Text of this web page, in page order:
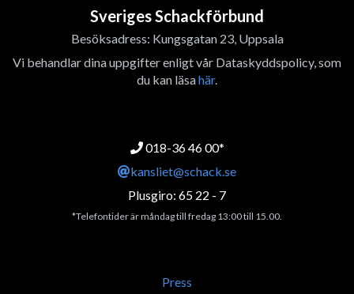
Sveriges Schackförbund
Besöksadress: Kungsgatan 23, Uppsala
Vi behandlar dina uppgifter enligt vår Dataskyddspolicy, som
du kan läsahär.
018-36 46 00*
kansliet@schack.se
Plusgiro: 65 22 - 7
*Telefontider är måndag till fredag 13:00 till 15.00.
Press